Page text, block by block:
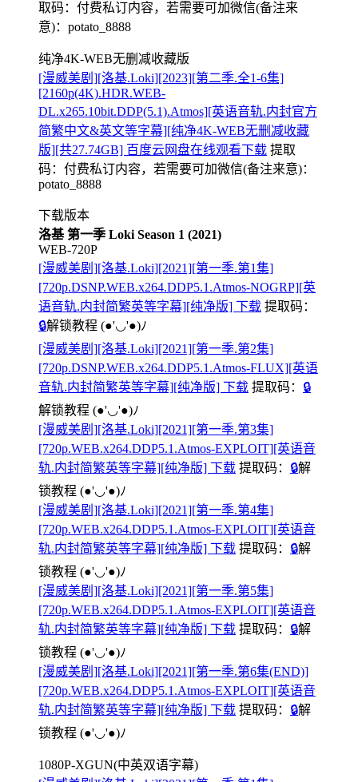
取码： 付费私订内容，若需要可加微信(备注来
意)：potato_8888
纯净4K-WEB无删减收藏版
[漫威美剧][洛基.Loki][2023][第二季.全1-6集]
[2160p(4K).HDR.WEB-
DL.x265.10bit.DDP(5.1).Atmos][英语音轨.内封官方
简繁中文&英文等字幕][纯净4K-WEB无删减收藏
版][共27.74GB] 百度云网盘在线观看下载 提取
码： 付费私订内容，若需要可加微信(备注来意)：
potato_8888
下载版本
洛基 第一季 Loki Season 1 (2021)
WEB-720P
[漫威美剧][洛基.Loki][2021][第一季.第1集]
[720p.DSNP.WEB.x264.DDP5.1.Atmos-NOGRP][英
语音轨.内封简繁英等字幕][纯净版] 下载 提取码：
🔒解锁教程 (●'◡'●)ﾉ
[漫威美剧][洛基.Loki][2021][第一季.第2集]
[720p.DSNP.WEB.x264.DDP5.1.Atmos-FLUX][英语
音轨.内封简繁英等字幕][纯净版] 下载 提取码： 🔒
解锁教程 (●'◡'●)ﾉ
[漫威美剧][洛基.Loki][2021][第一季.第3集]
[720p.WEB.x264.DDP5.1.Atmos-EXPLOIT][英语音
轨.内封简繁英等字幕][纯净版] 下载 提取码： 🔒解
锁教程 (●'◡'●)ﾉ
[漫威美剧][洛基.Loki][2021][第一季.第4集]
[720p.WEB.x264.DDP5.1.Atmos-EXPLOIT][英语音
轨.内封简繁英等字幕][纯净版] 下载 提取码： 🔒解
锁教程 (●'◡'●)ﾉ
[漫威美剧][洛基.Loki][2021][第一季.第5集]
[720p.WEB.x264.DDP5.1.Atmos-EXPLOIT][英语音
轨.内封简繁英等字幕][纯净版] 下载 提取码： 🔒解
锁教程 (●'◡'●)ﾉ
[漫威美剧][洛基.Loki][2021][第一季.第6集(END)]
[720p.WEB.x264.DDP5.1.Atmos-EXPLOIT][英语音
轨.内封简繁英等字幕][纯净版] 下载 提取码： 🔒解
锁教程 (●'◡'●)ﾉ
1080P-XGUN(中英双语字幕)